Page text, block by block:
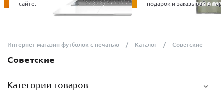
сайте.
подарок и заказывай в
Интернет-магазин футболок с печатью Каталог Советские
Советские
Категории товаров